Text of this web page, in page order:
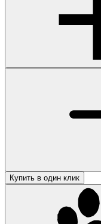
Купить в один клик